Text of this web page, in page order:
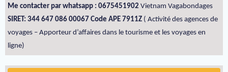
Me contacter par whatsapp : 0675451902 Vietnam Vagabondages
SIRET: 344 647 086 00067 Code APE 7911Z ( Activité des agences de
voyages – Apporteur d’affaires dans le tourisme et les voyages en
ligne)